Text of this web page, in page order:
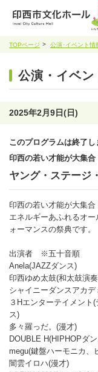
TOPページ 公演･イベント情
公演・イベン
2025年2月9日(日)
このプログラムは終了し
印西の若い才能が大集合
ヤング・ステージ
印西の若い才能が大集合
エネルギーあふれるオ
ォーマンスの祭典です。
出演者 ※五十音順
Anela(JAZZダンス)
印西ゆめ太鼓(和太鼓演
シャイニーダンスアカ
３Hエンターテイメント
ス)
多々羅っだ。(漫才)
DOUBLE H(HIPHOPダ
megu(鍵盤ハーモニカ、
闇雲イロハ(漫才)